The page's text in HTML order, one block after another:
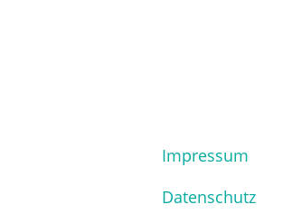
Impressum
Datenschutz